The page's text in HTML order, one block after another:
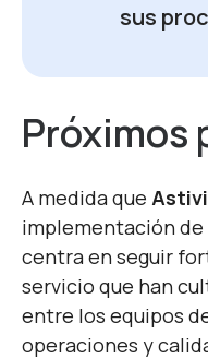
sus
Próximos
A medida que
implementación de
centra en seguir
servicio que han
entre los equipos
operaciones y